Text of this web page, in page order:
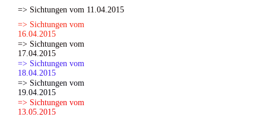
=> Sichtungen vom 11.04.2015
=> Sichtungen vom
16.04.2015
=> Sichtungen vom
17.04.2015
=> Sichtungen vom
18.04.2015
=> Sichtungen vom
19.04.2015
=> Sichtungen vom
13.05.2015